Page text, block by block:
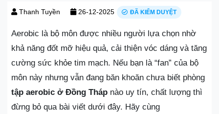
Thanh Tuyền 26-12-2025 ĐÃ KIỂM DUYỆT
Aerobic là bộ môn được nhiều người lựa chọn nhờ
khả năng đốt mỡ hiệu quả, cải thiện vóc dáng và tăng
cường sức khỏe tim mạch. Nếu bạn là “fan” của bộ
môn này nhưng vẫn đang băn khoăn chưa biết phòng
tập aerobic ở Đồng Tháp nào uy tín, chất lượng thì
đừng bỏ qua bài viết dưới đây. Hãy cùng